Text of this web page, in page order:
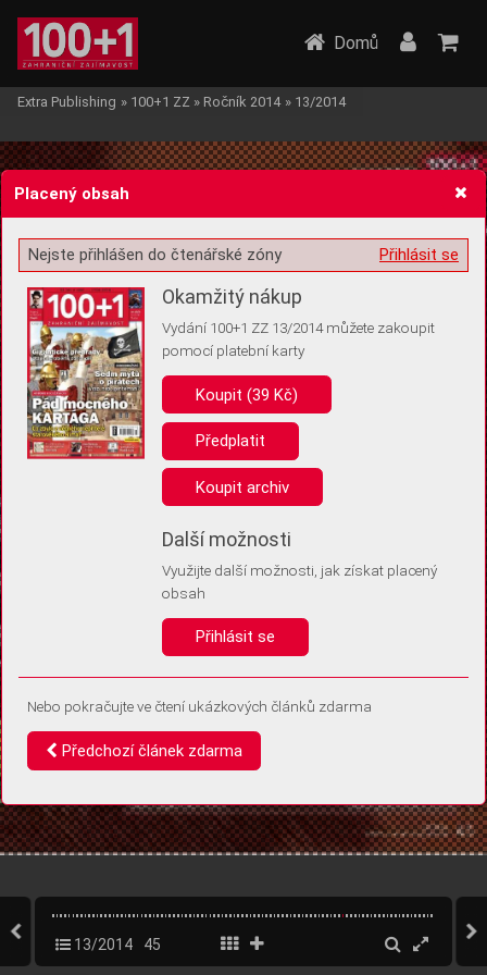
Žádost o souhlas s ukládáním volitelných informací
Pro základní fungování webu nepotřebujeme ukládat žádné informace
(tzv. cookies apod.). Rádi bychom vás ale požádali o souhlas s
uložením volitelných informací:
Anonymní unikátní ID
Díky němu příště poznáme, že se jedná o stejné zařízení, a
Identifikátor je zcela anonymní.
Vaše souhlasy a odmítnutí si ukládáme do vašeho zařízení, abychom se
vás už příště znovu neptali. Můžete je kdykoli později upravit ve Správě
Domů
Extra Publishing » 100+1 ZZ » Ročník 2014 » 13/2014
13/2014 45
Placený obsah
Přihlásit se
Nejste přihlášen do čtenářské zóny
Okamžitý nákup
Vydání 100+1 ZZ 13/2014 můžete zakoupit
pomocí platební karty
Koupit (39 Kč)
Předplatit
Koupit archiv
Další možnosti
Využijte další možnosti, jak získat placený
obsah
Přihlásit se
Nebo pokračujte ve čtení ukázkových článků zdarma
Předchozí článek zdarma